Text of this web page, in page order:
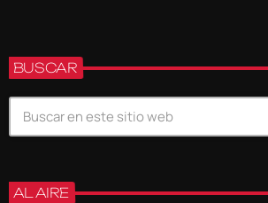
BUSCAR
AL AIRE